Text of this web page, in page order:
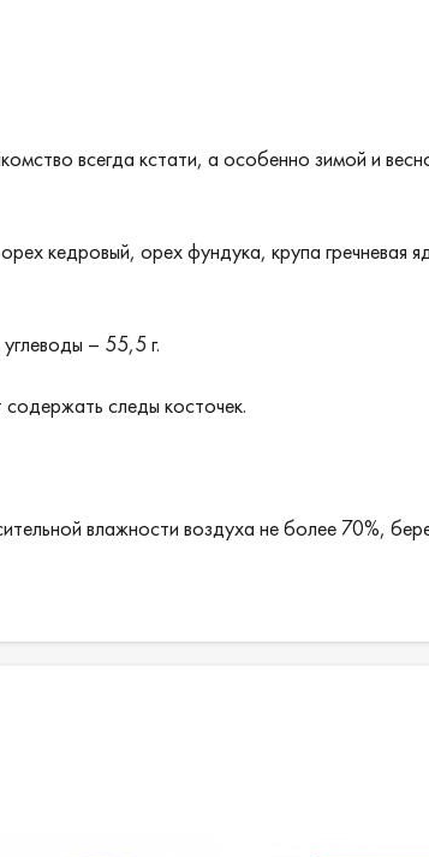
всегда кстати, а особенно зимой и
кедровый, орех фундука, крупа гречневая
– 55,5 г.
следы косточек.
влажности воздуха не более 70%,